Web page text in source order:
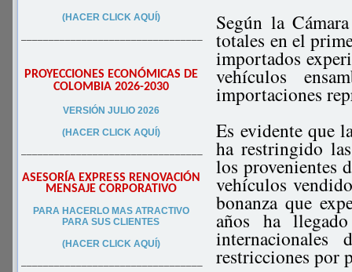
(HACER CLICK AQUÍ)
–––––––––––––––––––––––––––––––––
PROYECCIONES ECONÓMICAS DE
COLOMBIA 2026-2030
VERSIÓN JULIO 2026
(HACER CLICK AQUÍ)
–––––––––––––––––––––––––––––––––
ASESORÍA EXPRESS RENOVACIÓN
MENSAJE CORPORATIVO
PARA HACERLO MAS ATRACTIVO
PARA SUS CLIENTES
(HACER CLICK AQUÍ)
–––––––––––––––––––––––––––––––––
Según la
totales en el
importados
vehículos
importaciones
Es evidente que
ha restringido
los provenientes
vehículos
bonanza que
años ha
restricciones por